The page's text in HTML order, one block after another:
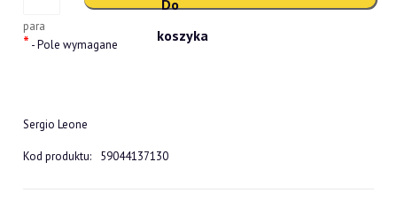
para
* - Pole wymagane
Sergio Leone
Kod produktu: 59044137130